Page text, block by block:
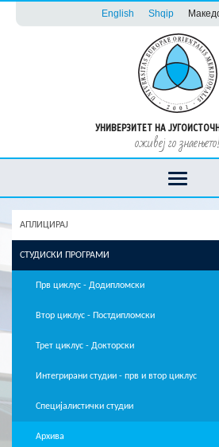
English Shqip
УНИВЕРЗИТЕТ НА
оживеј го
АПЛИЦИРАЈ
СТУДИСКИ ПРОГРАМИ
Прв циклус - Додипломски
Втор циклус - Постдипломски
Трет циклус - Докторски
Интегрирани студии - прв и втор циклус
Специјалистички студии
Архива